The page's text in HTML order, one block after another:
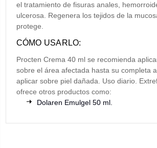
el tratamiento de fisuras anales,
ulcerosa. Regenera los tejidos de la
protege.
CÓMO USARLO:
Procten Crema 40 ml se recomienda
sobre el área afectada hasta su completa
aplicar sobre piel dañada. Uso diario.
ofrece otros productos como:
Dolaren Emulgel 50 ml.